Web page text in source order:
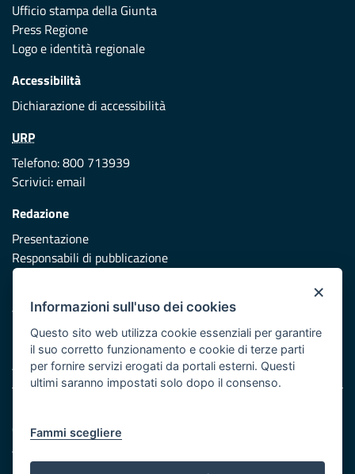
Ufficio stampa della Giunta
Press Regione
Logo e identità regionale
Accessibilità
Dichiarazione di accessibilità
URP
Telefono: 800 713939
Scrivici:email
Redazione
Presentazione
Responsabili di pubblicazione
Vai al sito di Protezione Civile Puglia
Iniziativa finanziata con risorse del POR Puglia 2014/2020 -
Asse XI
Cookie e privacy
Atti di notifica
Feed RSS
×
Informazioni sull'uso dei cookies
Questo sito web utilizza cookie essenziali per garantire
il suo corretto funzionamento e cookie di terze parti
per fornire servizi erogati da portali esterni. Questi
ultimi saranno impostati solo dopo il consenso.
Fammi scegliere